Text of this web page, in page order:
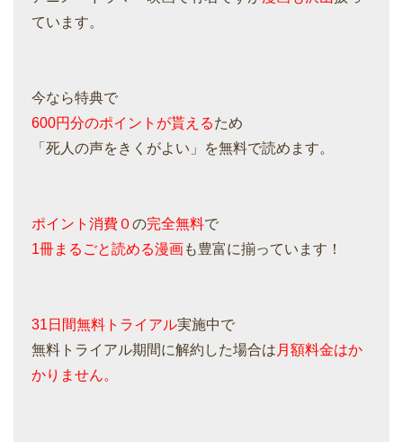
ています。
今なら特典で
600円分のポイントが貰えるため
「死人の声をきくがよい」を無料で読めます。
ポイント消費０の完全無料で
1冊まるごと読める漫画も豊富に揃っています！
31日間無料トライアル実施中で
無料トライアル期間に解約した場合は 月額料金はか
かりません。